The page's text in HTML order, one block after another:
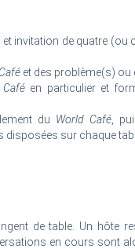
invitation de quatre
et des problème(s) ou
en particulier et
du World Café,
sur chaque
de table. Un hôte
en cours sont